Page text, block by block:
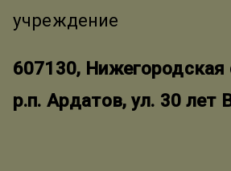
учреждение
607130, Нижегородская
р.п. Ардатов, ул. 30